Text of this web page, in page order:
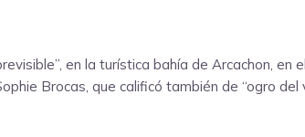
en la turística bahía de Arcachon,
Brocas, que calificó también de “ogro